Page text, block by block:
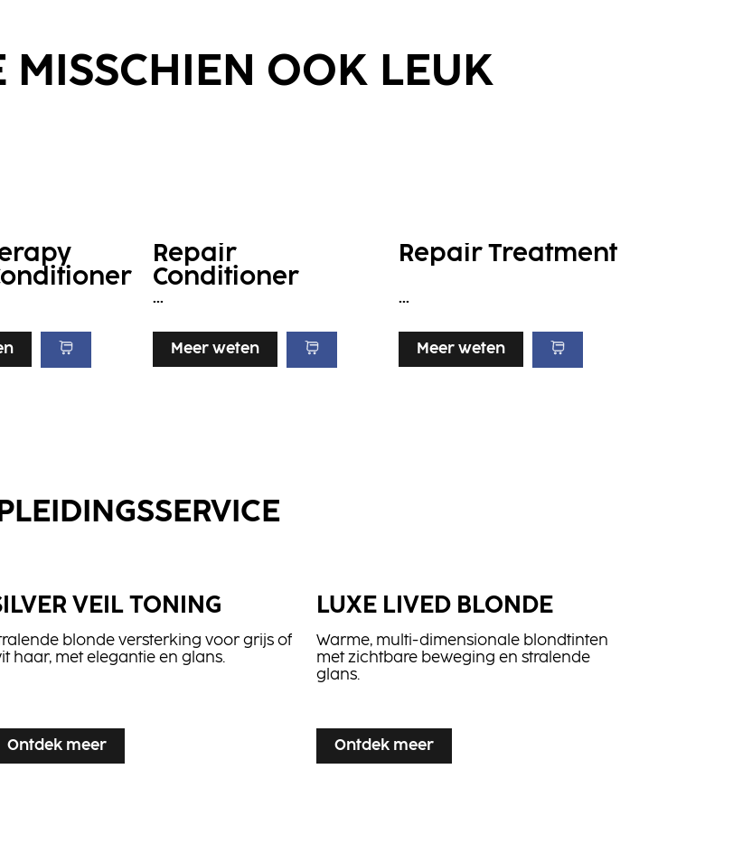
MISSCHIEN OOK LEUK
Repair
Conditioner
...
Meer weten
Repair Treatment
...
Meer weten
VEIL TONING
blonde versterking voor grijs of
haar, met elegantie en glans.
Ontdek meer
LUXE LIVED BLONDE
Warme, multi-dimensionale blondtinten
met zichtbare beweging en stralende
glans.
...
Ontdek meer